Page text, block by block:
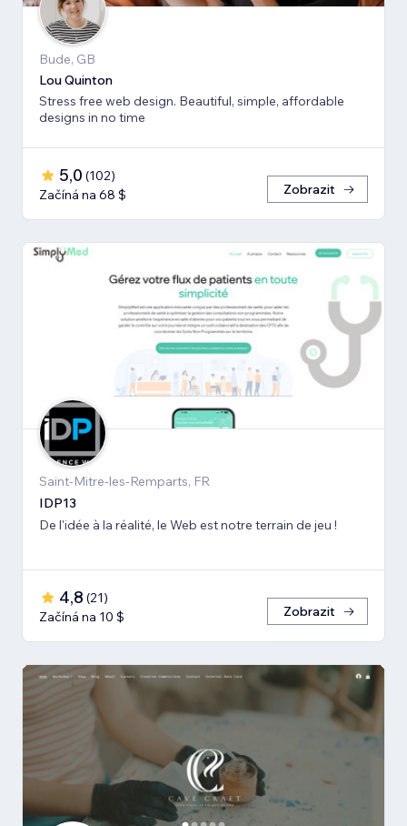
Bude, GB
Lou Quinton
Stress free web design. Beautiful, simple, affordable
designs in no time
5,0 (102)
Začíná na 68 $
Zobrazit
Saint-Mitre-les-Remparts, FR
IDP13
De l'idée à la réalité, le Web est notre terrain de jeu !
4,8 (21)
Začíná na 10 $
Zobrazit